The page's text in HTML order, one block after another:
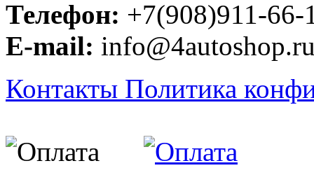
Телефон: +7(908)911-66-
E-mail:
Контакты Политика